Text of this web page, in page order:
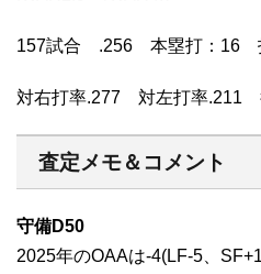
157試合 .256 本塁打：16
対右打率.277 対左打率.211
査定メモ＆コメント
守備D50
2025年のOAAは-4(LF-5、